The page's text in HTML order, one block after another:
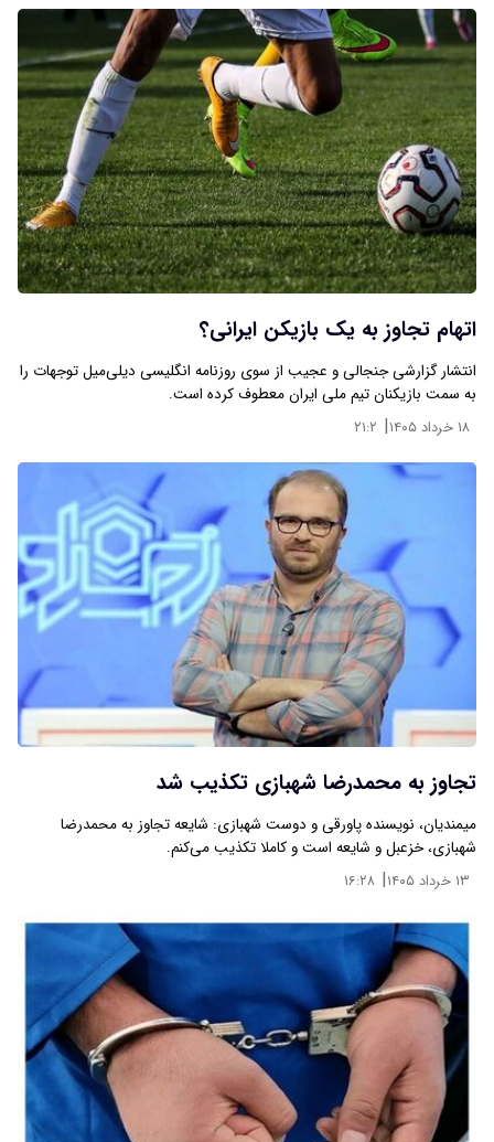
اتهام تجاوز به یک بازیکن ایرانی؟
انتشار گزارشی جنجالی و عجیب از سوی روزنامه انگلیسی دیلی‌میل توجهات را
به سمت بازیکنان تیم ملی ایران معطوف کرده است.
۱۸ خرداد ۱۴۰۵ | ۲۱:۲
تجاوز به محمدرضا شهبازی تکذیب شد
​میمندیان، نویسنده پاورقی و دوست شهبازی: شایعه تجاوز به محمدرضا
شهبازی، خزعبل و شایعه است و کاملا تکذیب می‌کنم.
۱۳ خرداد ۱۴۰۵ | ۱۶:۲۸